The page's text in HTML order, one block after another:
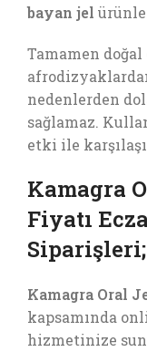
bayan jel
Tamamen
nedenlerden
sağlamaz.
etki ile
Kamagra
Fiyatı
Siparişleri;
Kamagra Oral
kapsamında
hizmetinize